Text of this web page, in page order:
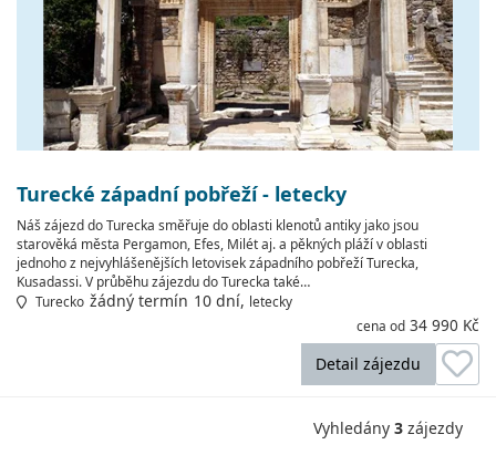
Turecké západní pobřeží - letecky
Náš zájezd do Turecka směřuje do oblasti klenotů antiky jako jsou
starověká města Pergamon, Efes, Milét aj. a pěkných pláží v oblasti
jednoho z nejvyhlášenějších letovisek západního pobřeží Turecka,
Kusadassi. V průběhu zájezdu do Turecka také…
Turecko žádný termín 10 dní, letecky
cena od 34 990 Kč
Detail zájezdu
Vyhledány 3 zájezdy